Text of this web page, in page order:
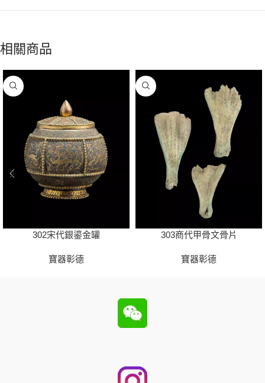
相關商品
302宋代銀鎏金罐
寶器彰德
303商代甲骨文骨片
寶器彰德